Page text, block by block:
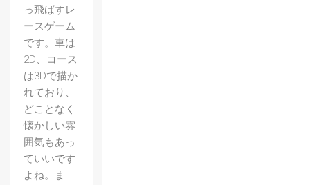
っ飛ばすレ
ースゲーム
です。車は
2D、コース
は3Dで描か
れており、
どことなく
懐かしい雰
囲気もあっ
ていいです
よね。ま